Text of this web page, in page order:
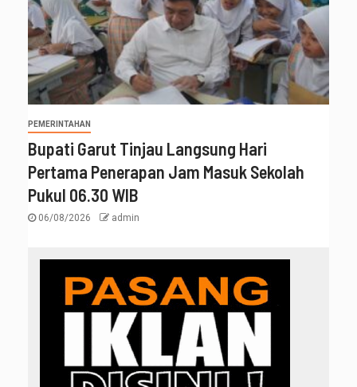
PEMERINTAHAN
Bupati Garut Tinjau Langsung Hari
Pertama Penerapan Jam Masuk Sekolah
Pukul 06.30 WIB
06/08/2026 admin